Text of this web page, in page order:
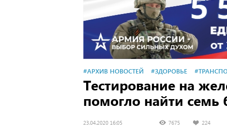
#АРХИВ НОВОСТЕЙ #ЗДОРОВЬЕ
Тестирование на
помогло найти
23.04.2020 16:05 7675 224